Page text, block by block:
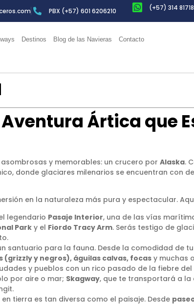
PBX (+57) 601 6206210 (+57) 314
Destinos Blog de las Navieras Contacto
Ártica que
y memorables: un crucero por Alaska.
donde glaciares milenarios se encuentran con
en la naturaleza más pura y espectacular.
legendario Pasaje Interior, una de las vías
Park y el Fiordo Tracy Arm. Serás testigo de
santuario para la fauna. Desde la comodidad de
(grizzly y negros), águilas calvas, focas y muchas
y pueblos con un rico pasado de la fiebre
por aire o mar; Skagway, que te transportará a la
tierra es tan diversa como el paisaje. Desde